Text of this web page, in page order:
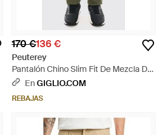
170 €136 €
Peuterey
Pantalón Chino Slim Fit De Mezcla De
Algodón Con Talle Medio - Verde
EnGIGLIO.COM
REBAJAS